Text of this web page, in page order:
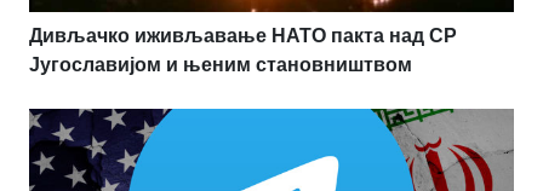
Дивљачко иживљавање НАТО пакта над СР
Југославијом и њеним становништвом